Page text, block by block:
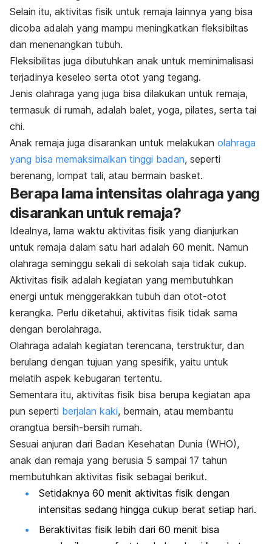
Selain itu, aktivitas fisik untuk remaja lainnya yang bisa
dicoba adalah yang mampu meningkatkan fleksibiltas
dan menenangkan tubuh.
Fleksibilitas juga dibutuhkan anak untuk meminimalisasi
terjadinya keseleo serta otot yang tegang.
Jenis olahraga yang juga bisa dilakukan untuk remaja,
termasuk di rumah, adalah balet, yoga, pilates, serta tai
chi.
Anak remaja juga disarankan untuk melakukan olahraga
yang bisa memaksimalkan tinggi badan, seperti
berenang, lompat tali, atau bermain basket.
Berapa lama intensitas olahraga yang
disarankan untuk remaja?
Idealnya, lama waktu aktivitas fisik yang dianjurkan
untuk remaja dalam satu hari adalah 60 menit. Namun
olahraga seminggu sekali di sekolah saja tidak cukup.
Aktivitas fisik adalah kegiatan yang membutuhkan
energi untuk menggerakkan tubuh dan otot-otot
kerangka. Perlu diketahui, aktivitas fisik tidak sama
dengan berolahraga.
Olahraga adalah kegiatan terencana, terstruktur, dan
berulang dengan tujuan yang spesifik, yaitu untuk
melatih aspek kebugaran tertentu.
Sementara itu, aktivitas fisik bisa berupa kegiatan apa
pun seperti berjalan kaki, bermain, atau membantu
orangtua bersih-bersih rumah.
Sesuai anjuran dari Badan Kesehatan Dunia (WHO),
anak dan remaja yang berusia 5 sampai 17 tahun
membutuhkan aktivitas fisik sebagai berikut.
Setidaknya 60 menit aktivitas fisik dengan
intensitas sedang hingga cukup berat setiap hari.
Beraktivitas fisik lebih dari 60 menit bisa